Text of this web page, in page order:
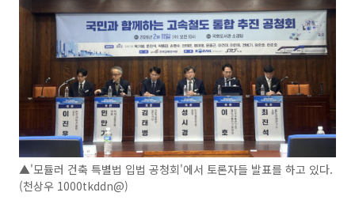
▲'모듈러 건축 특별법 입법 공청회'에서 토론자들 발표를 하고 있다.
(천상우 1000tkddn@)